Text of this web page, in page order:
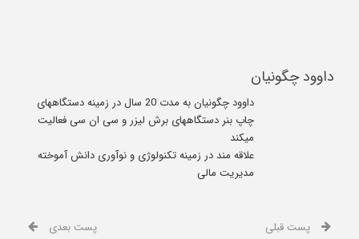
داوود چگونیان
داوود چگونیان به مدت 20 سال در زمینه دستگاههای
چاپ بنر دستگاههای برش لیزر و سی ان سی فعالیت
میکند
علاقه مند در زمینه تکنولوژی و نوآوری دانش آموخته
مدیریت مالی
پست قبلی پست بعدی